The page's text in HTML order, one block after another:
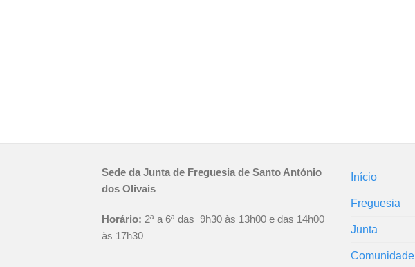
Sede da Junta de Freguesia de Santo António
dos Olivais
Horário: 2ª a 6ª das 9h30 às 13h00 e das 14h00
às 17h30
Início
Freguesia
Junta
Comunidade